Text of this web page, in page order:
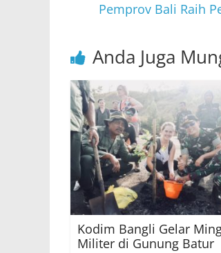
Pemprov Bali Raih
Anda Juga
Kodim Bangli Gelar
Militer di Gunung Batur